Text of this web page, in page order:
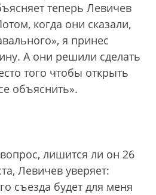
теперь Левичев
когда они сказали,
я принес
А они решили сделать
того чтобы открыть
объяснить».
лишится ли он 26
Левичев уверяет:
съезда будет для меня